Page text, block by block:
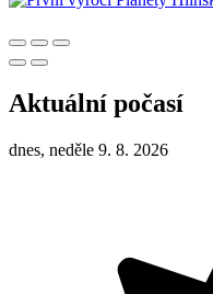
Aktuální počasí
dnes, neděle 9. 8. 2026